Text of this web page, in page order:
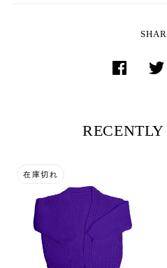
在庫切れ